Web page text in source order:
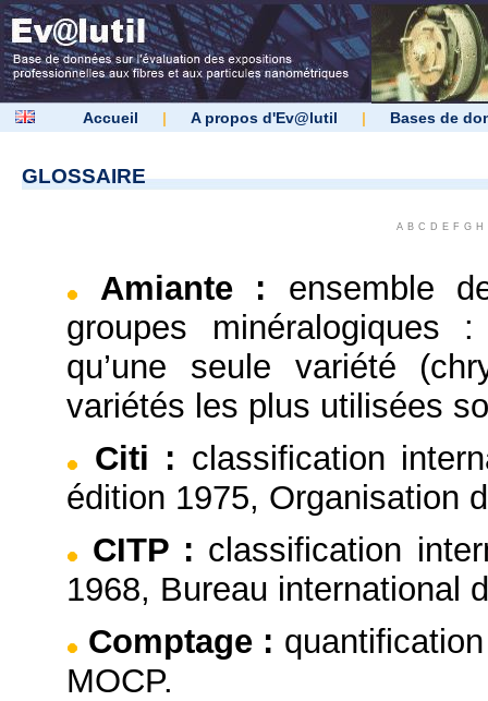
Accueil | A propos d'Ev@lutil | Bases de
GLOSSAIRE
A B C D E F G H
Amiante:
ensemble
groupes minéralogiques
qu’une seule variété
variétés les plus utilisées
Citi : classification
édition 1975, Organisation
CITP : classification
1968, Bureau international
Comptage :
MOCP.